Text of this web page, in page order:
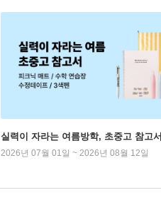
실력이 자라는 여름방학, 초중고 참고서
2026년 07월 01일 ~ 2026년 08월 12일